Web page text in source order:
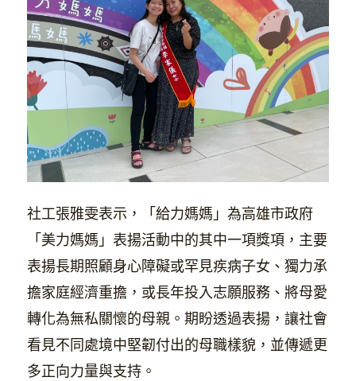
社工張雅雯表示，「給力媽媽」為高雄市政府
「美力媽媽」表揚活動中的其中一項獎項，主要
表揚長期照顧身心障礙或罕見疾病子女、獨力承
擔家庭經濟重擔，或長年投入志願服務、將母愛
轉化為無私關懷的母親。期盼透過表揚，讓社會
看見不同處境中堅韌付出的母職樣貌，並傳遞更
多正向力量與支持。